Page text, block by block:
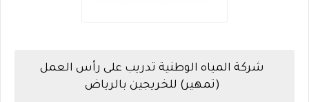
شركة المياه الوطنية تدريب على رأس العمل
(تمهير) للخريجين بالرياض